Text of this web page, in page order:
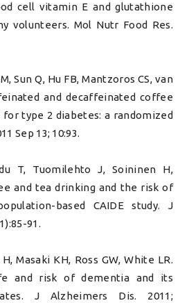
cell vitamin E and glutathione
volunteers. Mol Nutr Food Res.
Sun Q, Hu FB, Mantzoros CS, van
and decaffeinated coffee
type 2 diabetes: a randomized
Sep 13; 10:93.
T, Tuomilehto J, Soininen H,
and tea drinking and the risk of
based CAIDE study. J
91.
Masaki KH, Ross GW, White LR.
and risk of dementia and its
J Alzheimers Dis. 2011;